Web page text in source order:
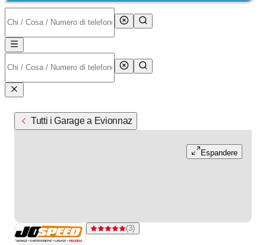
Tutti i Garage a Evionnaz
Espandere
Valutazione 5 di 5 stelle su 3 valutazioni
(3)